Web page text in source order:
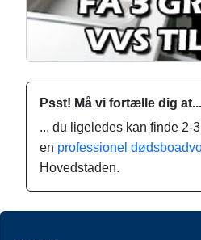
Psst! Må vi fortælle dig at...
... du ligeledes kan finde 2-
en professionel
Hovedstaden.